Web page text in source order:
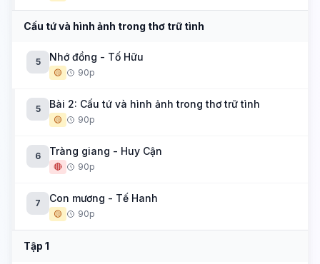
Cấu tứ và hình ảnh trong thơ trữ tình
5 Nhớ đồng - Tố Hữu
🟡 90p
5 Bài 2: Cấu tứ và hình ảnh trong thơ trữ tình
🟡 90p
6 Tràng giang - Huy Cận
🔴 90p
7 Con mương - Tế Hanh
🟡 90p
Tập 1